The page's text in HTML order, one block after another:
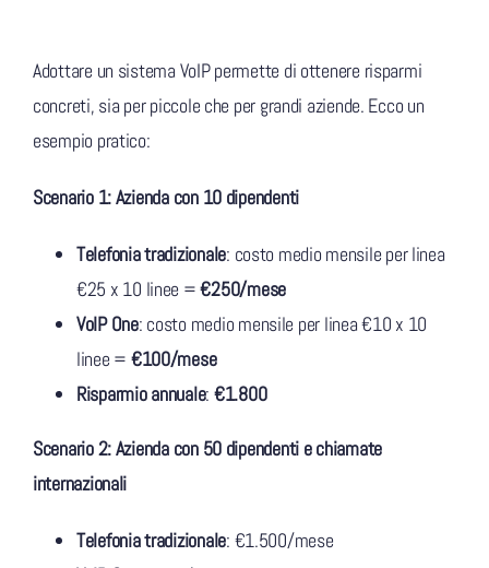
Adottare un sistema VoIP permette di ottenere risparmi
concreti, sia per piccole che per grandi aziende. Ecco un
esempio pratico:
Scenario 1: Azienda con 10 dipendenti
Telefonia tradizionale: costo medio mensile per linea
€25 x 10 linee =€250/mese
VoIP One: costo medio mensile per linea €10 x 10
linee = €100/mese
Risparmio annuale: €1.800
Scenario 2: Azienda con 50 dipendenti e chiamate
internazionali
Telefonia tradizionale: €1.500/mese